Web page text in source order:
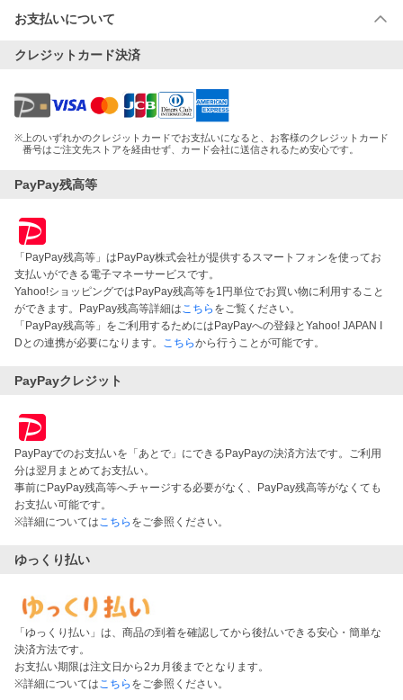
お支払いについて
クレジットカード決済
※ 上のいずれかのクレジットカードでお支払いになると、お客様のクレジットカード
番号はご注文先ストアを経由せず、カード会社に送信されるため安心です。
PayPay残高等
「PayPay残高等」はPayPay株式会社が提供するスマートフォンを使ってお
支払いができる電子マネーサービスです。
Yahoo!ショッピングではPayPay残高等を1円単位でお買い物に利用すること
ができます。PayPay残高等詳細はこちら をご覧ください。
「PayPay残高等」をご利用するためにはPayPayへの登録とYahoo! JAPAN I
Dとの連携が必要になります。 こちらから行うことが可能です。
PayPayクレジット
PayPayでのお支払いを「あとで」にできるPayPayの決済方法です。ご利用
分は翌月まとめてお支払い。
事前にPayPay残高等へチャージする必要がなく、PayPay残高等がなくても
お支払い可能です。
※詳細についてはこちら をご参照ください。
ゆっくり払い
「ゆっくり払い」は、商品の到着を確認してから後払いできる安心・簡単な
決済方法です。
お支払い期限は注文日から2カ月後までとなります。
※詳細についてはこちら をご参照ください。